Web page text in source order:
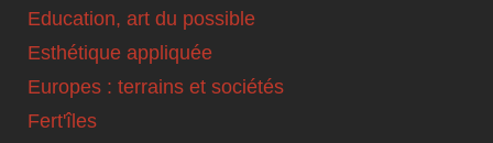
Education, art du possible
Esthétique appliquée
Europes : terrains et sociétés
Fert'îles